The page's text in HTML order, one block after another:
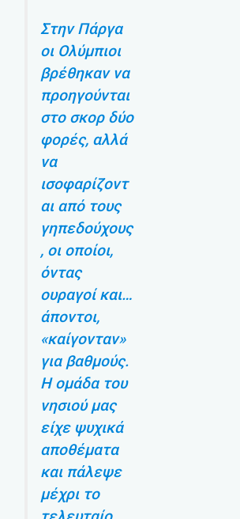
Στην Πάργα
οι Ολύμπιοι
βρέθηκαν να
προηγούνται
στο σκορ δύο
φορές, αλλά
να
ισοφαρίζοντ
αι από τους
γηπεδούχους
, οι οποίοι,
όντας
ουραγοί και…
άποντοι,
«καίγονταν»
για βαθμούς.
Η ομάδα του
νησιού μας
είχε ψυχικά
αποθέματα
και πάλεψε
μέχρι το